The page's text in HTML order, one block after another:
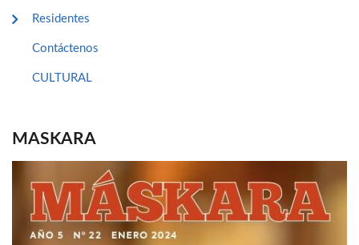
Residentes
Contáctenos
CULTURAL
MASKARA